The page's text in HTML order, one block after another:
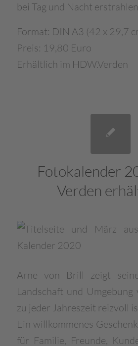
bei Tag und Nacht
Format: DIN A3 (42 x 29,7
Preis: 19,80 Euro
Erhältlich im HDW.Verden
Fotokalender
Verden
Arne von Brill zeigt
Landschaft und Umgebung
zu jeder Jahreszeit reizvoll
Ein willkommenes
für Familie, Freunde,